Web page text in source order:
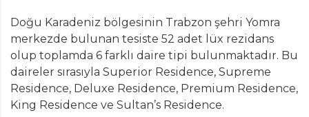
Doğu Karadeniz bölgesinin Trabzon şehri Yomra
merkezde bulunan tesiste 52 adet lüx rezidans
olup toplamda 6 farklı daire tipi bulunmaktadır. Bu
daireler sırasıyla Superior Residence, Supreme
Residence, Deluxe Residence, Premium Residence,
King Residence ve Sultan’s Residence.